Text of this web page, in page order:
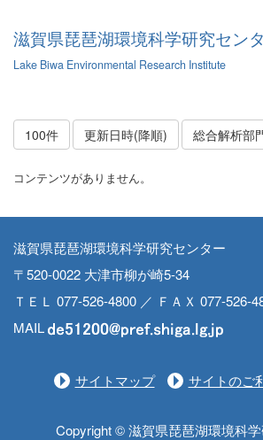
滋賀県琵琶湖環境科学研究セン
Lake Biwa Environmental Research Institute
100件 更新日時(降順) 総合解析部
コンテンツがありません。
滋賀県琵琶湖環境科学研究センター
〒520-0022 大津市柳が崎5-34
ＴＥＬ 077-526-4800 ／ ＦＡＸ 077-526-
MAIL
サイトマップ サイトのご
Copyright © 滋賀県琵琶湖環境科